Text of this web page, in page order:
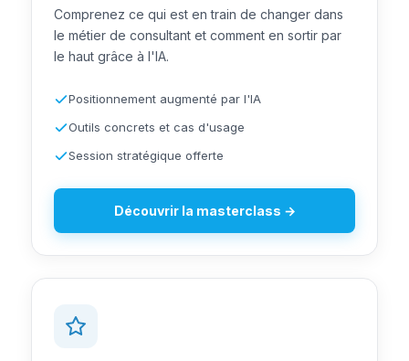
Comprenez ce qui est en train de changer dans
le métier de consultant et comment en sortir par
le haut grâce à l'IA.
Positionnement augmenté par l'IA
Outils concrets et cas d'usage
Session stratégique offerte
Découvrir la masterclass →